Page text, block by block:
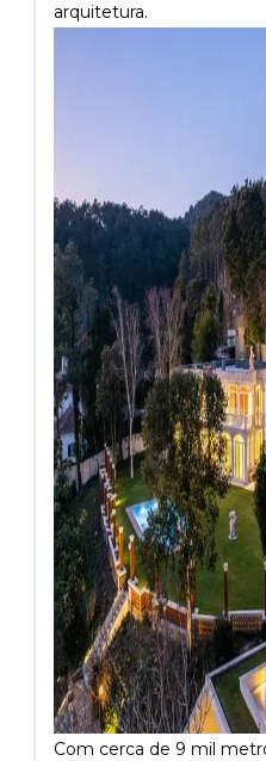
arquitetura.
Com cerca de 9 mil